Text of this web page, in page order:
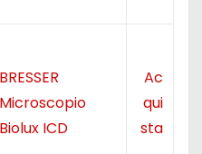
BRESSER
Microscopio
Biolux ICD
Ac
qui
sta